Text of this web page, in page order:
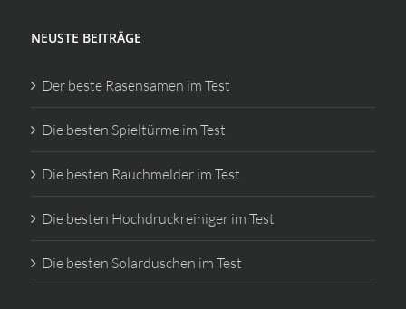
NEUSTE BEITRÄGE
Der beste Rasensamen im Test
Die besten Spieltürme im Test
Die besten Rauchmelder im Test
Die besten Hochdruckreiniger im Test
Die besten Solarduschen im Test